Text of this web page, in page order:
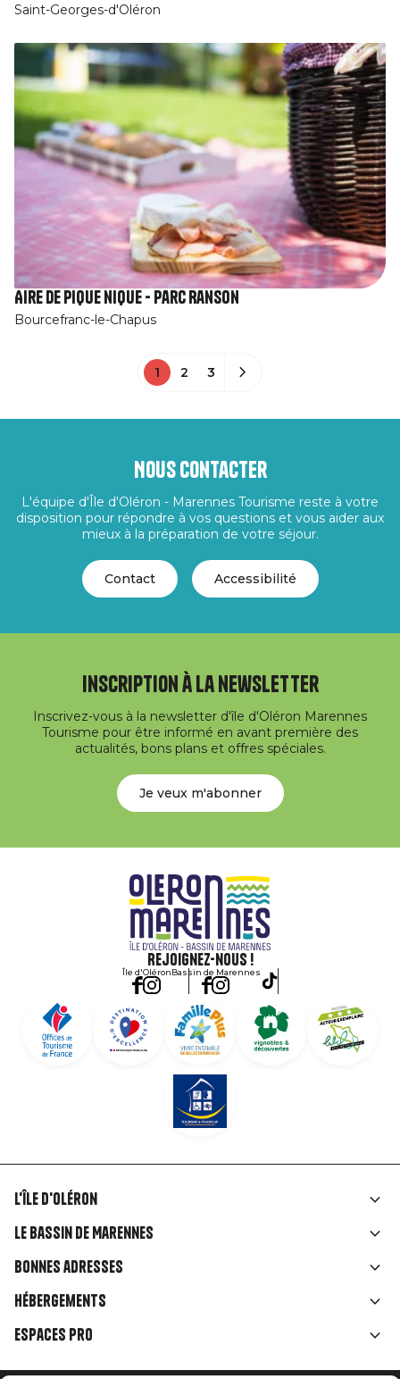
Saint-Georges-d'Oléron
Aire de pique nique - Parc Ranson
Bourcefranc-le-Chapus
1 2 3
Nous contacter
L'équipe d'Île d'Oléron - Marennes Tourisme reste à votre
disposition pour répondre à vos questions et vous aider aux
mieux à la préparation de votre séjour.
Contact Accessibilité
Inscription à la newsletter
Inscrivez-vous à la newsletter d'île d'Oléron Marennes
Tourisme pour être informé en avant première des
actualités, bons plans et offres spéciales.
Je veux m'abonner
Rejoignez-nous !
Île d'OléronBassin de Marennes
Liens
rubriques
L'île d'Oléron
Le Bassin de Marennes
Bonnes adresses
Hébergements
Espaces Pro